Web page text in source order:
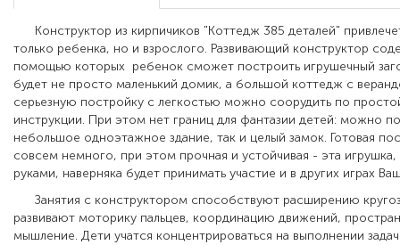
Конструктор из кирпичиков "Коттедж 385 деталей"
только ребенка, но и взрослого. Развивающий конструктор
помощью которых ребенок сможет построить игрушечный
будет не просто маленький домик, а большой коттедж с
серьезную постройку с легкостью можно соорудить по
инструкции. При этом нет границ для фантазии детей: можно
небольшое одноэтажное здание, так и целый замок. Готовая
совсем немного, при этом прочная и устойчивая - эта
руками, наверняка будет принимать участие и в других играх
Занятия с конструктором способствуют расширению
развивают моторику пальцев, координацию движений,
мышление. Дети учатся концентрироваться на выполнении